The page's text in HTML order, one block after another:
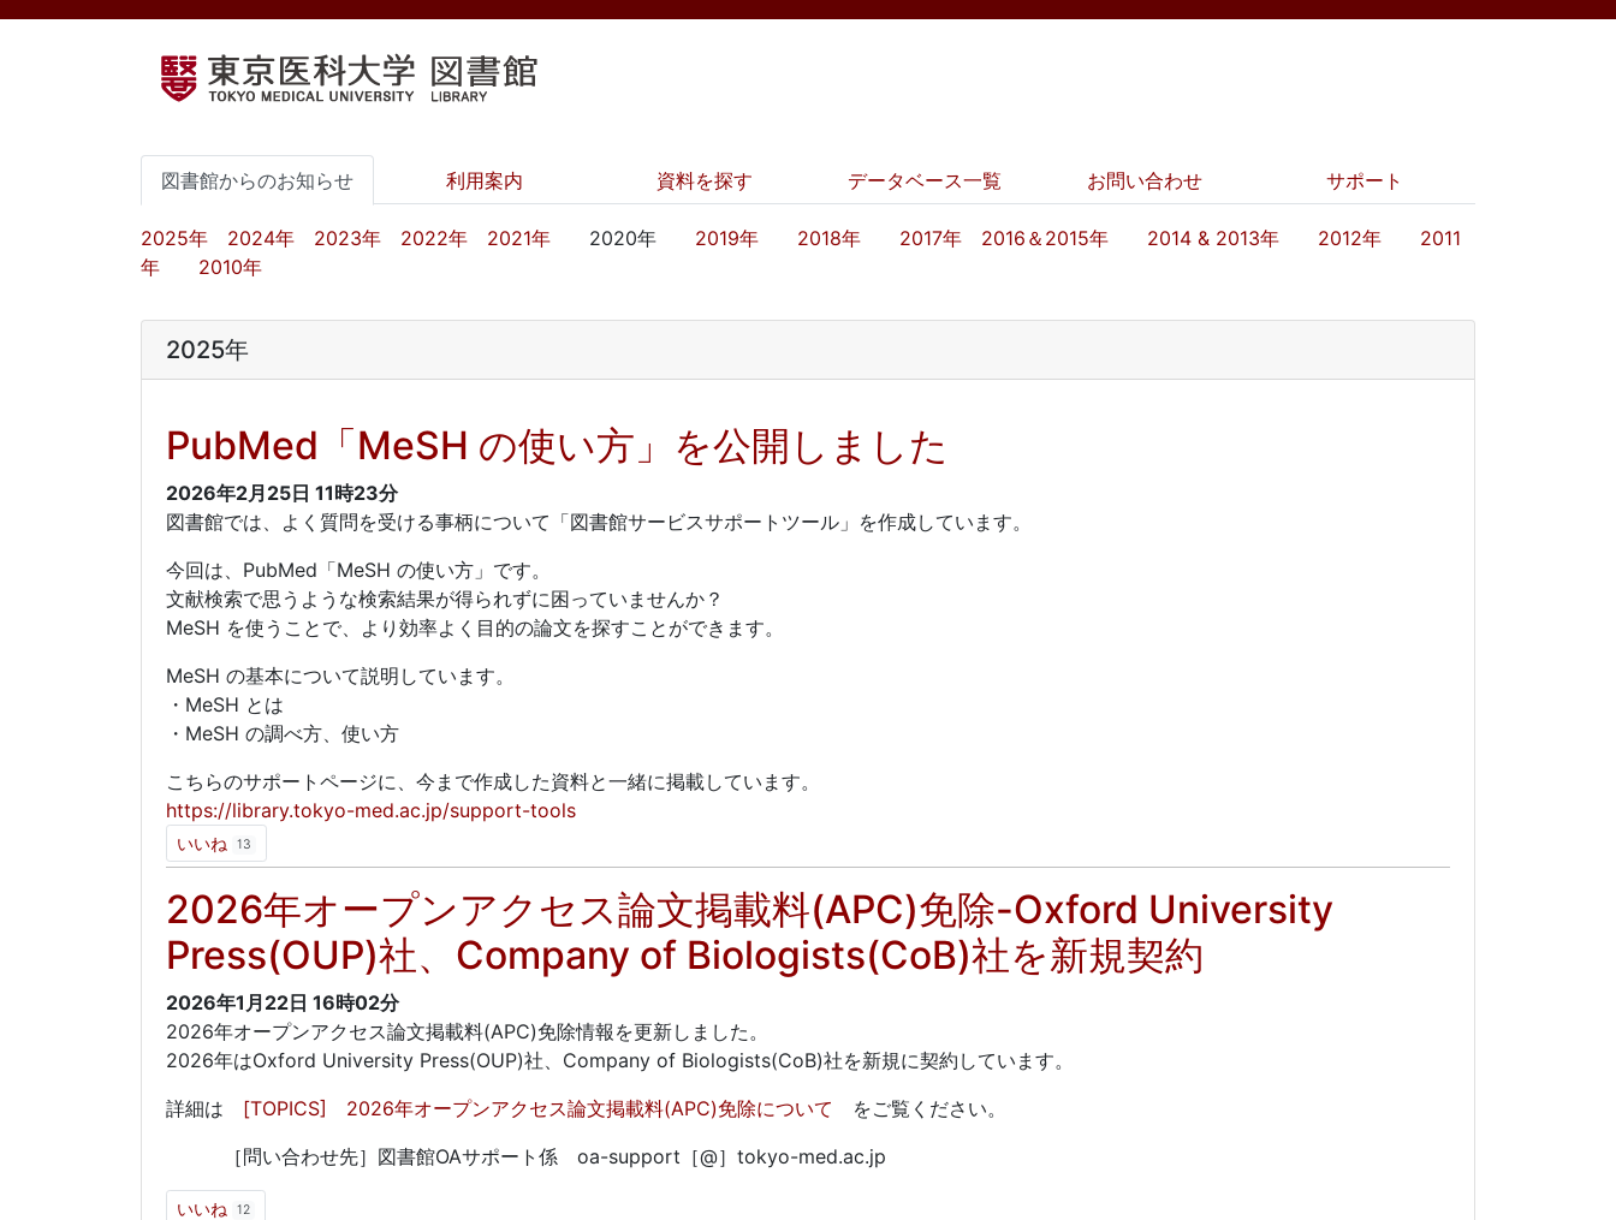
図書館からのお知らせ 利用案内 資料を探す データベース一覧 お問い合わせ サポート
2025年 2024年 2023年 2022年 2021年 2020年 2019年 2018年 2017年 2016＆2015年 2014 & 2013年 2012年
2011
年
2010年
2025年
PubMed「MeSH の使い方」を公開しました
2026年2月25日 11時23分
図書館では、よく質問を受ける事柄について「図書館サービスサポートツール」を作成しています。
今回は、PubMed「MeSH の使い方」です。
文献検索で思うような検索結果が得られずに困っていませんか？
MeSH を使うことで、より効率よく目的の論文を探すことができます。
MeSH の基本について説明しています。
・MeSH とは
・MeSH の調べ方、使い方
こちらのサポートページに、今まで作成した資料と一緒に掲載しています。
https://library.tokyo-med.ac.jp/support-tools
いいね 13
2026年オープンアクセス論文掲載料(APC)免除-Oxford University
Press(OUP)社、Company of Biologists(CoB)社を新規契約
2026年1月22日 16時02分
2026年オープンアクセス論文掲載料(APC)免除情報を更新しました。
2026年はOxford University Press(OUP)社、Company of Biologists(CoB)社を新規に契約しています。
詳細は [TOPICS] 2026年オープンアクセス論文掲載料(APC)免除について をご覧ください。
［問い合わせ先］図書館OAサポート係 oa-support［@］tokyo-med.ac.jp
いいね 12